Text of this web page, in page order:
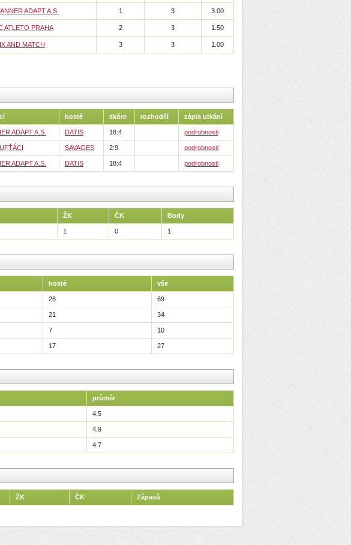
ADAPT A.S. 1 3 3.00
ATLETO PRAHA 2 3 1.50
AND MATCH 3 3 1.00
hosté skóre rozhodčí zápis utkání
ADAPT A.S. DATIS 18:4 podrobnosti
SAVAGES 2:9 podrobnosti
ADAPT A.S. DATIS 18:4 podrobnosti
ŽK ČK Body
1 0 1
hosté vše
28 69
21 34
7 10
17 27
průměr
4.5
4.9
4.7
ŽK ČK Zápasů